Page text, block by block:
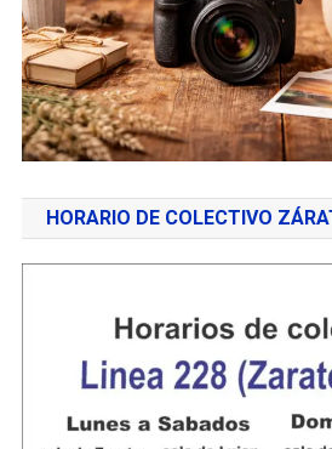
HORARIO DE COLECTIVO